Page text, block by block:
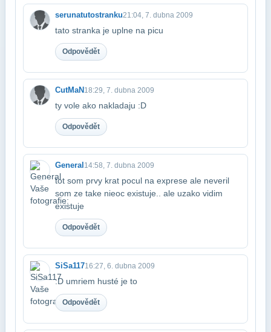
serunatutostranku21:04, 7. dubna 2009
tato stranka je uplne na picu
Odpovědět
CutMaN18:29, 7. dubna 2009
ty vole ako nakladaju :D
Odpovědět
General14:58, 7. dubna 2009
tot som prvy krat pocul na exprese ale neveril
som ze take nieoc existuje.. ale uz​ako vidim
existuje
Odpovědět
SiSa11716:27, 6. dubna 2009
:D umriem husté je to
Odpovědět